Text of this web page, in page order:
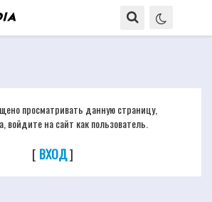
просматривать данную страницу,
войдите на сайт как пользователь.
[ ВХОД]